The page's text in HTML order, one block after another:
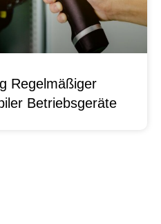
Regelmäßiger
Betriebsgeräte